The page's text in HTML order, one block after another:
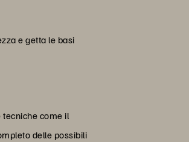
e getta le basi
come il
delle possibili